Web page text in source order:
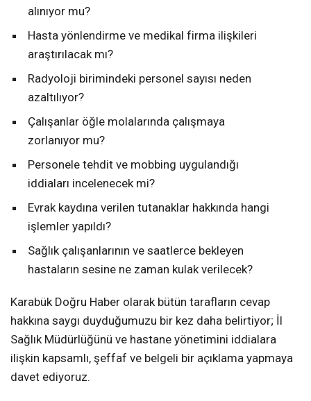
alınıyor mu?
Hasta yönlendirme ve medikal firma ilişkileri
araştırılacak mı?
Radyoloji birimindeki personel sayısı neden
azaltılıyor?
Çalışanlar öğle molalarında çalışmaya
zorlanıyor mu?
Personele tehdit ve mobbing uygulandığı
iddiaları incelenecek mi?
Evrak kaydına verilen tutanaklar hakkında hangi
işlemler yapıldı?
Sağlık çalışanlarının ve saatlerce bekleyen
hastaların sesine ne zaman kulak verilecek?
Karabük Doğru Haber olarak bütün tarafların cevap
hakkına saygı duyduğumuzu bir kez daha belirtiyor; İl
Sağlık Müdürlüğünü ve hastane yönetimini iddialara
ilişkin kapsamlı, şeffaf ve belgeli bir açıklama yapmaya
davet ediyoruz.